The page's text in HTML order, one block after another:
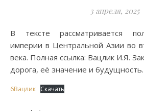
3 апреля, 2025
В тексте рассматривается политика Российской
империи в Центральной Азии во
века. Полная ссылка: Вацлик И.Я.
дорога, её значение и
6Вацлик Скачать